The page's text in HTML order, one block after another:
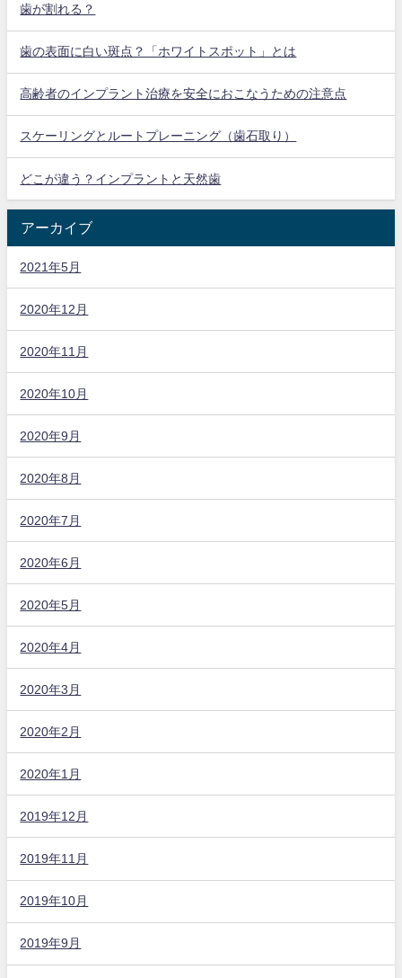
歯が割れる？
歯の表面に白い斑点？「ホワイトスポット」とは
高齢者のインプラント治療を安全におこなうための注意点
スケーリングとルートプレーニング（歯石取り）
どこが違う？インプラントと天然歯
アーカイブ
2021年5月
2020年12月
2020年11月
2020年10月
2020年9月
2020年8月
2020年7月
2020年6月
2020年5月
2020年4月
2020年3月
2020年2月
2020年1月
2019年12月
2019年11月
2019年10月
2019年9月